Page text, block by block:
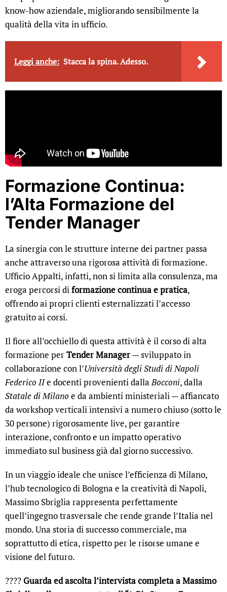
know-how aziendale, migliorando sensibilmente la
qualità della vita in ufficio.
Leggi anche: Stacca la spina. Adesso.
Formazione Continua:
l’Alta Formazione del
Tender Manager
La sinergia con le strutture interne dei partner passa
anche attraverso una rigorosa attività di formazione.
Ufficio Appalti, infatti, non si limita alla consulenza, ma
eroga percorsi diformazione continua e pratica,
offrendo ai propri clienti esternalizzati l’accesso
gratuito ai corsi.
Il fiore all’occhiello di questa attività è il corso di alta
formazione perTender Manager— sviluppato in
collaborazione con l’Università degli Studi di Napoli
Federico IIe docenti provenienti dallaBocconi, dalla
Statale di Milano e da ambienti ministeriali — affiancato
da workshop verticali intensivi a numero chiuso (sotto le
30 persone) rigorosamente live, per garantire
interazione, confronto e un impatto operativo
immediato sul business già dal giorno successivo.
In un viaggio ideale che unisce l’efficienza di Milano,
l’hub tecnologico di Bologna e la creatività di Napoli,
Massimo Sbriglia rappresenta perfettamente
quell’ingegno trasversale che rende grande l’Italia nel
mondo. Una storia di successo commerciale, ma
soprattutto di etica, rispetto per le risorse umane e
visione del futuro.
???? Guarda ed ascolta l’intervista completa a Massimo